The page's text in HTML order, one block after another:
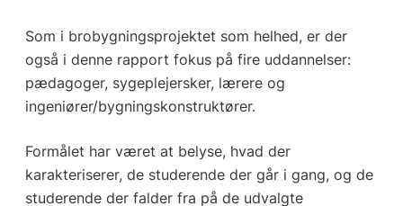
Som i brobygningsprojektet som helhed, er der
også i denne rapport fokus på fire uddannelser:
pædagoger, sygeplejersker, lærere og
ingeniører/bygningskonstruktører.
Formålet har været at belyse, hvad der
karakteriserer, de studerende der går i gang, og de
studerende der falder fra på de udvalgte